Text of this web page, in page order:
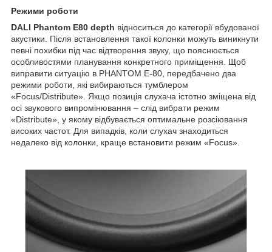
Режими роботи
DALI Phantom E80 depth відноситься до категорії вбудованої
акустики. Після встановлення такої колонки можуть виникнути
певні похибки під час відтворення звуку, що пояснюється
особливостями планування конкретного приміщення. Щоб
виправити ситуацію в PHANTOM E-80, передбачено два
режими роботи, які вибираються тумблером
«Focus/Distribute». Якщо позиція слухача істотно зміщена від
осі звукового випромінювання – слід вибрати режим
«Distribute», у якому відбувається оптимальне розсіювання
високих частот. Для випадків, коли слухач знаходиться
недалеко від колонки, краще встановити режим «Focus».